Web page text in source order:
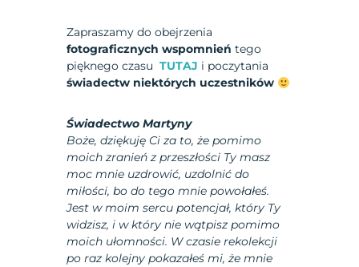
Zapraszamy do obejrzenia
fotograficznych wspomnień tego
pięknego czasuTUTAJ i poczytania
świadectw niektórych uczestników
Świadectwo Martyny
Boże, dziękuję Ci za to, że pomimo
moich zranień z przeszłości Ty masz
moc mnie uzdrowić, uzdolnić do
miłości, bo do tego mnie powołałeś.
Jest w moim sercu potencjał, który Ty
widzisz, i w który nie wątpisz pomimo
moich ułomności. W czasie rekolekcji
po raz kolejny pokazałeś mi, że mnie